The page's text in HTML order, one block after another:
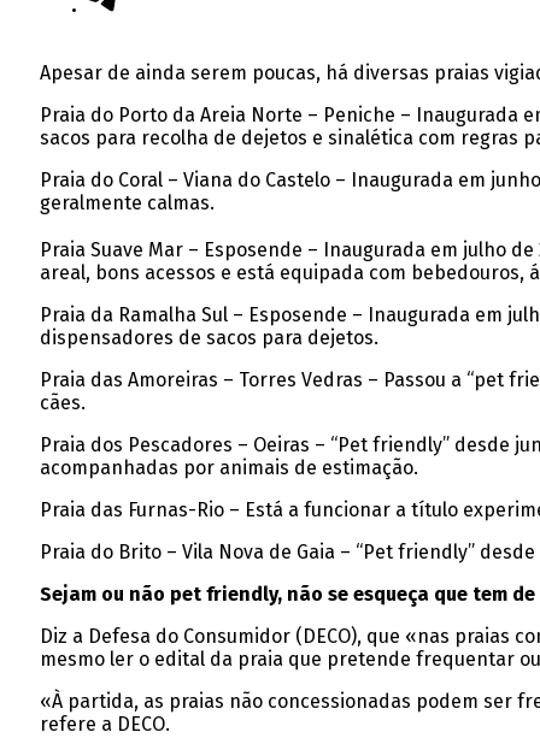
Apesar de ainda serem poucas, há diversas praias
Praia do Porto da Areia Norte – Peniche – Inaugurada
sacos para recolha de dejetos e sinalética com regras
Praia do Coral – Viana do Castelo – Inaugurada em
geralmente calmas.
Praia Suave Mar – Esposende – Inaugurada em julho
areal, bons acessos e está equipada com
Praia da Ramalha Sul – Esposende – Inaugurada em
dispensadores de sacos para dejetos.
Praia das Amoreiras – Torres Vedras – Passou a “pet
cães.
Praia dos Pescadores – Oeiras – “Pet friendly” desde
acompanhadas por animais de estimação.
Praia das Furnas-Rio – Está a funcionar a título
Praia do Brito – Vila Nova de Gaia – “Pet friendly”
Sejam ou não pet friendly, não se esqueça que tem
Diz a Defesa do Consumidor (DECO), que «nas praias
mesmo ler o edital da praia que pretende frequentar
«À partida, as praias não concessionadas podem ser
refere a DECO.